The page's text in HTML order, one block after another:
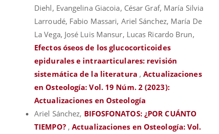
Diehl, Evangelina Giacoia, César Graf, María Silvia
Larroudé, Fabio Massari, Ariel Sánchez, María De
La Vega, José Luis Mansur, Lucas Ricardo Brun,
Efectos óseos de los glucocorticoides
epidurales e intraarticulares: revisión
sistemática de la literatura ,Actualizaciones
en Osteología: Vol. 19 Núm. 2 (2023):
Actualizaciones en Osteología
Ariel Sánchez, BIFOSFONATOS: ¿POR CUÁNTO
TIEMPO? ,Actualizaciones en Osteología: Vol.